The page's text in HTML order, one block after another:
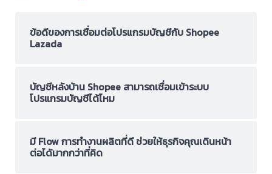
ข้อดีของการเชื่อมต่อโปรแกรมบัญชีกับ Shopee
Lazada
บัญชีหลังบ้าน Shopee สามารถเชื่อมเข้าระบบ
โปรแกรมบัญชีได้ไหม
มี Flow การทำงานผลิตที่ดี ช่วยให้ธุรกิจคุณเดินหน้า
ต่อได้มากกว่าที่คิด